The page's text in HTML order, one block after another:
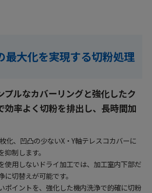
最大化を実現する切粉処理
プルなカバーリングと強化したク
効率よく切粉を排出し、長時間加
化、凹凸の少ないX・Y軸テレスコカバーに
制します。
使用しないドライ加工では、加工室内下部だ
に切替えが可能です。
ポイントを、強化した機内洗浄で的確に切粉